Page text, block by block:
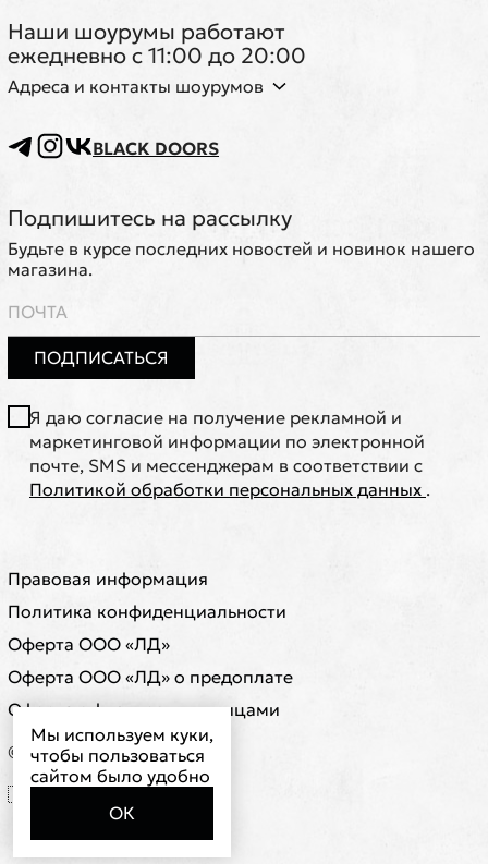
Наши шоурумы работают
ежедневно с 11:00 до 20:00
Адреса и контакты шоурумов
BLACK DOORS
Подпишитесь на рассылку
Будьте в курсе последних новостей и новинок нашего
магазина.
ПОДПИСАТЬСЯ
Я даю согласие на получение рекламной и
маркетинговой информации по электронной
почте, SMS и мессенджерам в соответствии с
Политикой обработки персональных данных .
Правовая информация
Политика конфиденциальности
Оферта ООО «ЛД»
Оферта ООО «ЛД» о предоплате
Оферта с физическими лицами
© ООО "ЛД"
🇷🇺 RUB ₽
Мы используем куки,
чтобы пользоваться
сайтом было удобно
ОК